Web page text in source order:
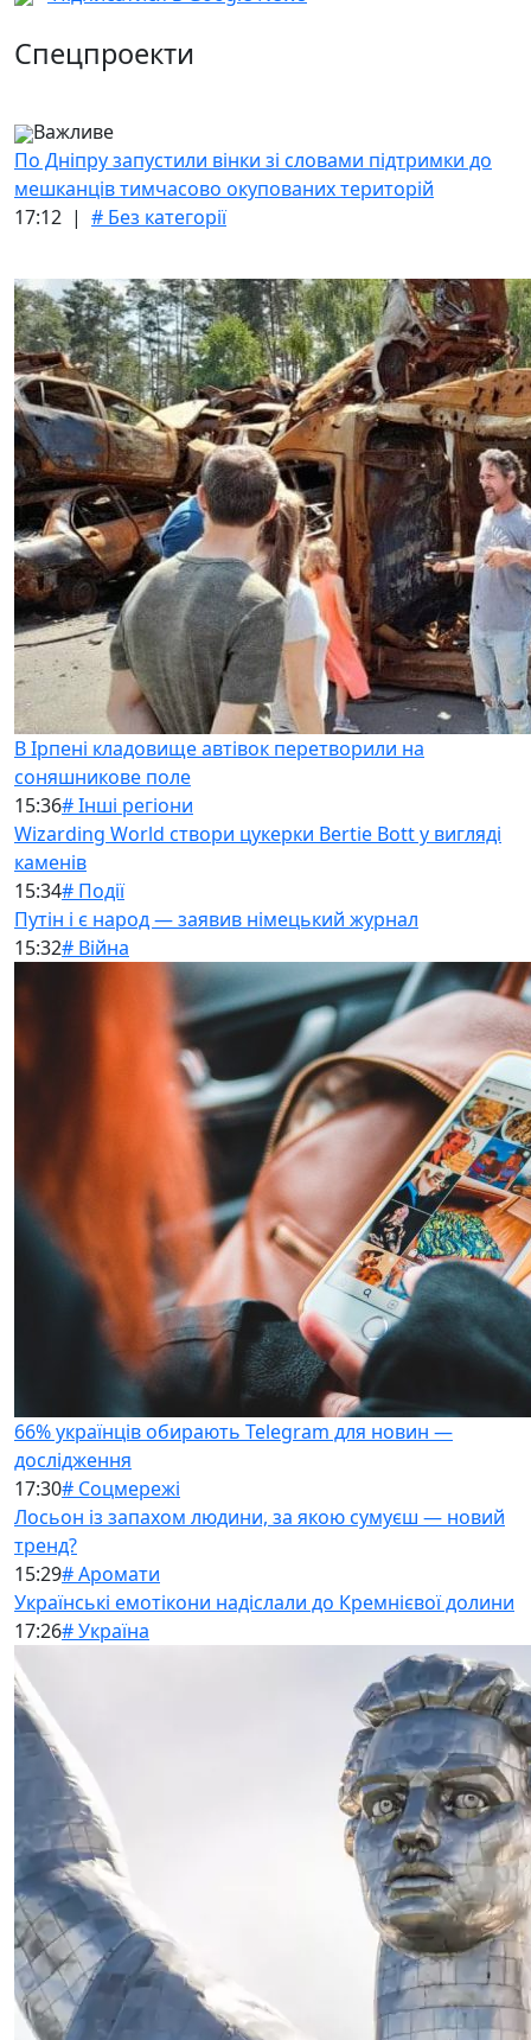
Спецпроекти
Важливе
По Дніпру запустили вінки зі словами підтримки до
мешканців тимчасово окупованих територій
17:12 | # Без категорії
В Ірпені кладовище автівок перетворили на
соняшникове поле
15:36# Інші регіони
Wizarding World створи цукерки Bertie Bott у вигляді
каменів
15:34# Події
Путін і є народ — заявив німецький журнал
15:32# Війна
66% українців обирають Telegram для новин —
дослідження
17:30# Соцмережі
Лосьон із запахом людини, за якою сумуєш — новий
тренд?
15:29# Аромати
Українські емотікони надіслали до Кремнієвої долини
17:26# Україна